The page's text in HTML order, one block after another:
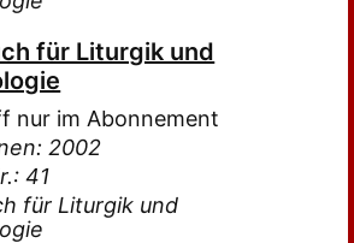
für Liturgik und
nur im Abonnement
2002
41
für Liturgik und